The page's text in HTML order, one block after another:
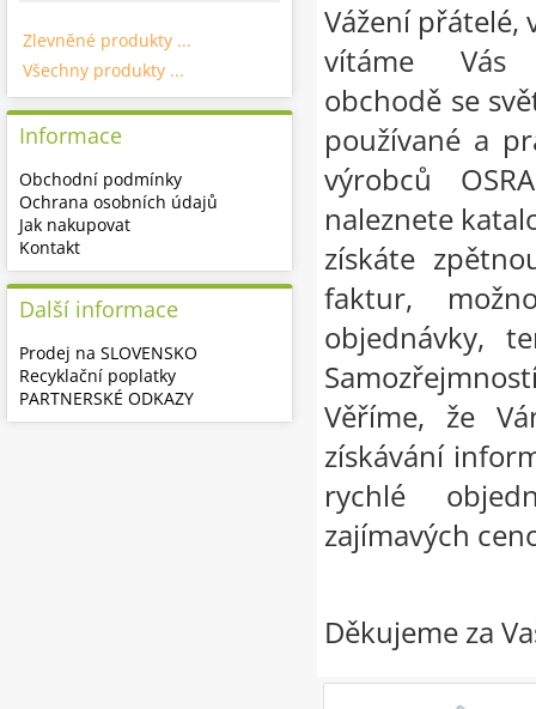
Vážení přátelé,
vítáme Vás
obchodě se
používané a
výrobců
naleznete
získáte
faktur,
objednávky,
Věříme, že
získávání
rychlé
zajímavých
Děkujeme za
Zlevněné produkty ...
Všechny produkty ...
Informace
Obchodní podmínky
Ochrana osobních údajů
Jak nakupovat
Kontakt
Další informace
Prodej na SLOVENSKO
Recyklační poplatky
PARTNERSKÉ ODKAZY